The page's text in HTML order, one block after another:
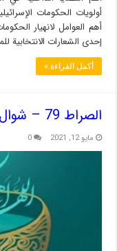
أولويات الحكومات
أهم العوامل لانهيار
إحدى الشعارات الانتخابية
أكمل القراءة »
الصراط 79 – شوال
مايو 12, 2021 0